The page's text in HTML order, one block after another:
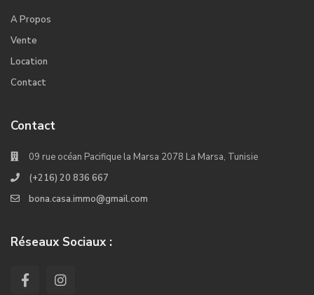
A Propos
Vente
Location
Contact
Contact
09 rue océan Pacifique la Marsa 2078 La Marsa, Tunisie
(+216) 20 836 667
bona.casa.immo@gmail.com
Réseaux Sociaux :